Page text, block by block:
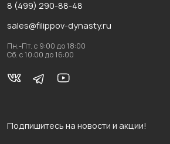
8 (499) 290-88-48
sales@filippov-dynasty.ru
Пн.-Пт. с 9:00 до 18:00
Сб. с 10:00 до 16:00
Подпишитесь на новости и акции!